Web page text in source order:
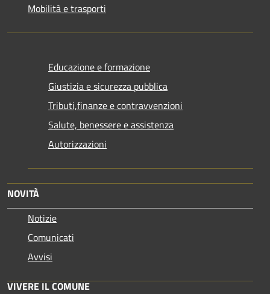
Mobilità e trasporti
Educazione e formazione
Giustizia e sicurezza pubblica
Tributi,finanze e contravvenzioni
Salute, benessere e assistenza
Autorizzazioni
NOVITÀ
Notizie
Comunicati
Avvisi
VIVERE IL COMUNE